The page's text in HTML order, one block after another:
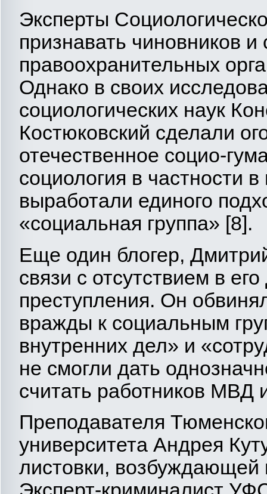
Эксперты
признавать чиновников и
правоохранительных
Однако в своих
социологических наук
Костюковский сделали
отечественное социо-
социология в частности
выработали единого
«социальная группа» [8].
Еще один блогер,
связи с отсутствием в
преступления. Он
вражды к социальным
внутренних дел» и
не смогли дать
считать работников МВД
Преподавателя
университета Андрея
листовки, возбуждающей